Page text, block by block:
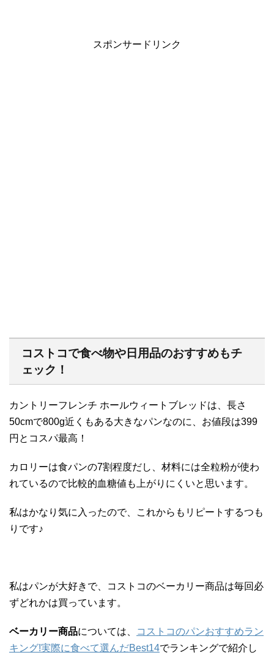
スポンサードリンク
コストコで食べ物や日用品のおすすめもチ
ェック！
カントリーフレンチ ホールウィートブレッドは、長さ
50cmで800g近くもある大きなパンなのに、お値段は399
円とコスパ最高！
カロリーは食パンの7割程度だし、材料には全粒粉が使わ
れているので比較的血糖値も上がりにくいと思います。
私はかなり気に入ったので、これからもリピートするつも
りです♪
私はパンが大好きで、コストコのベーカリー商品は毎回必
ずどれかは買っています。
ベーカリー商品については、
コストコのパンおすすめラン
キング!実際に食べて選んだBest14でランキングで紹介し